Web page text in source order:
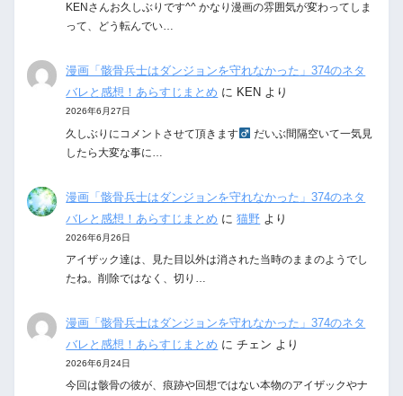
KENさんお久しぶりです^^ かなり漫画の雰囲気が変わってしま
って、どう転んでい…
漫画「骸骨兵士はダンジョンを守れなかった」374のネタ
バレと感想！あらすじまとめ に KEN より
2026年6月27日
久しぶりにコメントさせて頂きます‍
だいぶ間隔空いて一気見
したら大変な事に…
漫画「骸骨兵士はダンジョンを守れなかった」374のネタ
バレと感想！あらすじまとめ に猫野 より
2026年6月26日
アイザック達は、見た目以外は消された当時のままのようでし
たね。削除ではなく、切り…
漫画「骸骨兵士はダンジョンを守れなかった」374のネタ
バレと感想！あらすじまとめ にチェン より
2026年6月24日
今回は骸骨の彼が、痕跡や回想ではない本物のアイザックやナ